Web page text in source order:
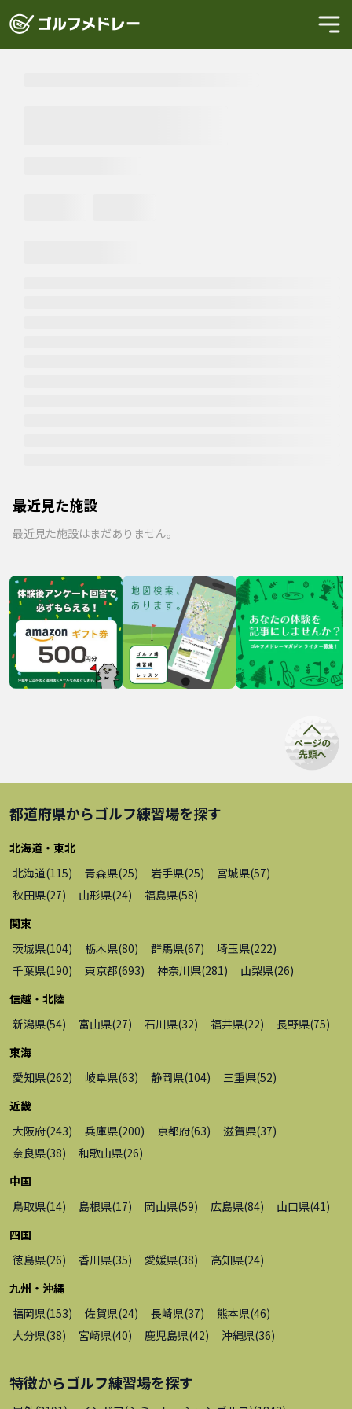
最近見た施設
最近見た施設はまだありません。
都道府県からゴルフ練習場を探す
北海道・東北
北海道(115) 青森県(25) 岩手県(25) 宮城県(57)
秋田県(27) 山形県(24) 福島県(58)
関東
茨城県(104) 栃木県(80) 群馬県(67) 埼玉県(222)
千葉県(190) 東京都(693) 神奈川県(281) 山梨県(26)
信越・北陸
新潟県(54) 富山県(27) 石川県(32) 福井県(22) 長野県(75)
東海
愛知県(262) 岐阜県(63) 静岡県(104) 三重県(52)
近畿
大阪府(243) 兵庫県(200) 京都府(63) 滋賀県(37)
奈良県(38) 和歌山県(26)
中国
鳥取県(14) 島根県(17) 岡山県(59) 広島県(84) 山口県(41)
四国
徳島県(26) 香川県(35) 愛媛県(38) 高知県(24)
九州・沖縄
福岡県(153) 佐賀県(24) 長崎県(37) 熊本県(46)
大分県(38) 宮崎県(40) 鹿児島県(42) 沖縄県(36)
特徴からゴルフ練習場を探す